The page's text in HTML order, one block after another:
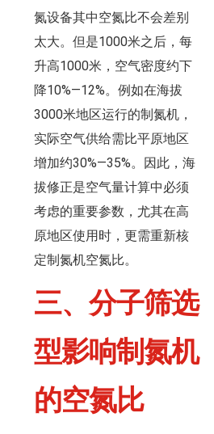
氮设备其中空氮比不会差别
太大。但是1000米之后，每
升高1000米，空气密度约下
降10%—12%。例如在海拔
3000米地区运行的制氮机，
实际空气供给需比平原地区
增加约30%—35%。因此，海
拔修正是空气量计算中必须
考虑的重要参数，尤其在高
原地区使用时，更需重新核
定制氮机空氮比。
三、 分子筛选
型影响制氮机
的空氮比